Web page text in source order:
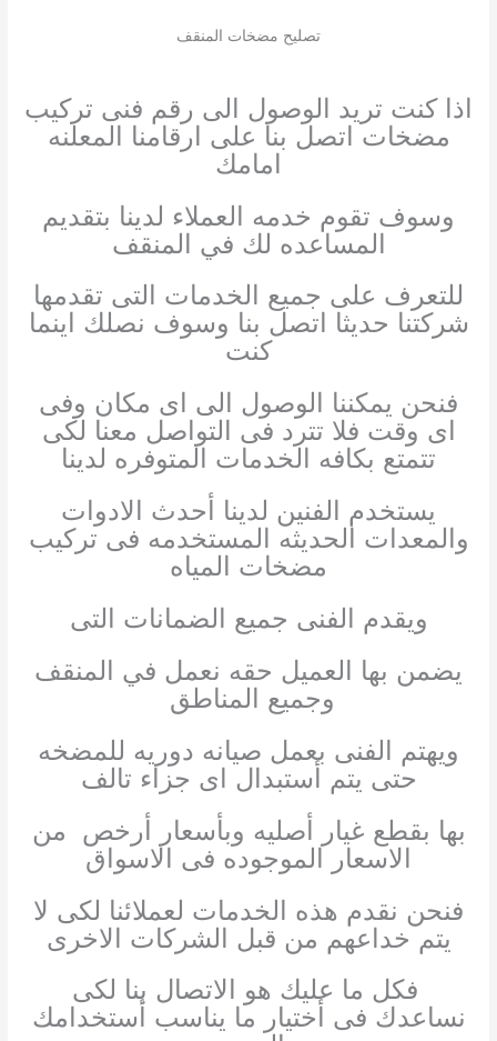
تصليح مضخات المنقف
اذا كنت تريد الوصول الى رقم فنى تركيب
مضخات اتصل بنا على ارقامنا المعلنه
امامك
وسوف تقوم خدمه العملاء لدينا بتقديم
المساعده لك في المنقف
للتعرف على جميع الخدمات التى تقدمها
شركتنا حديثا اتصل بنا وسوف نصلك اينما
كنت
فنحن يمكننا الوصول الى اى مكان وفى
اى وقت فلا تترد فى التواصل معنا لكى
تتمتع بكافه الخدمات المتوفره لدينا
يستخدم الفنين لدينا أحدث الادوات
والمعدات الحديثه المستخدمه فى تركيب
مضخات المياه
ويقدم الفنى جميع الضمانات التى
يضمن بها العميل حقه نعمل في المنقف
وجميع المناطق
ويهتم الفنى بعمل صيانه دوريه للمضخه
حتى يتم أستبدال اى جزاء تالف
بها بقطع غيار أصليه وبأسعار أرخص من
الاسعار الموجوده فى الاسواق
فنحن نقدم هذه الخدمات لعملائنا لكى لا
يتم خداعهم من قبل الشركات الاخرى
فكل ما عليك هو الاتصال بنا لكى
نساعدك فى أختيار ما يناسب أستخدامك